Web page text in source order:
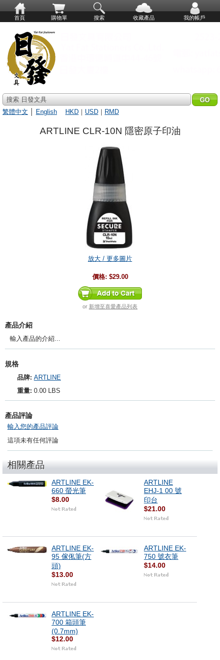
首頁 購物單 搜索 收藏產品 我的帳戶
搜索 日發文具
繁體中文
English HKD ｜ USD ｜ RMD
ARTLINE CLR-10N 隱密原子印油
放大 / 更多圖片
價格: $29.00
or 新增至喜愛產品列表
產品介紹
輸入產品的介紹...
規格
品牌: ARTLINE
重量: 0.00 LBS
產品評論
輸入您的產品評論
這項未有任何評論
相關產品
ARTLINE EK-
660 螢光筆
$8.00
ARTLINE
EHJ-1 00 號
印台
$21.00
ARTLINE EK-
95 傢俬筆(方
頭)
$13.00
ARTLINE EK-
750 號衣筆
$14.00
ARTLINE EK-
700 箱頭筆
(0.7mm)
$12.00